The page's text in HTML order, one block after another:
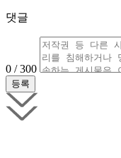
댓글
0 / 300